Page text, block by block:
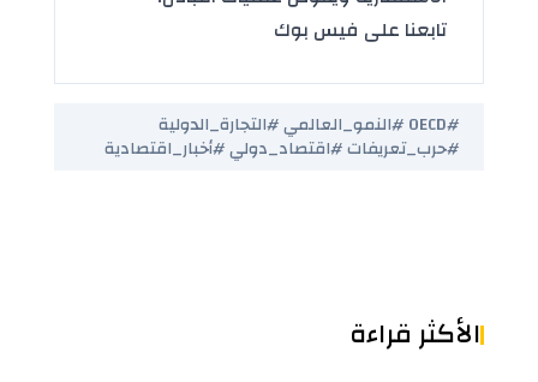
تابعنا على فيس بوك
#OECD #النمو_العالمي #التجارة_الدولية
#حرب_تعريفات #اقتصاد_دولي #أخبار_اقتصادية
الأكثر قراءة